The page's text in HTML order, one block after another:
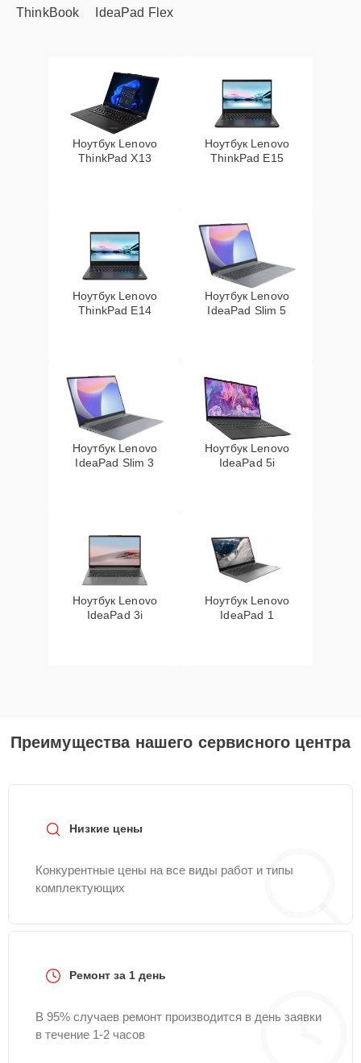
ThinkBook IdeaPad Flex
Ноутбук Lenovo
ThinkPad X13
Ноутбук Lenovo
ThinkPad E15
Ноутбук Lenovo
ThinkPad E14
Ноутбук Lenovo
IdeaPad Slim 5
Ноутбук Lenovo
IdeaPad Slim 3
Ноутбук Lenovo
IdeaPad 5i
Ноутбук Lenovo
IdeaPad 3i
Ноутбук Lenovo
IdeaPad 1
Преимущества нашего сервисного центра
Низкие цены
Конкурентные цены на все виды работ и типы
комплектующих
Ремонт за 1 день
В 95% случаев ремонт производится в день заявки
в течение 1-2 часов